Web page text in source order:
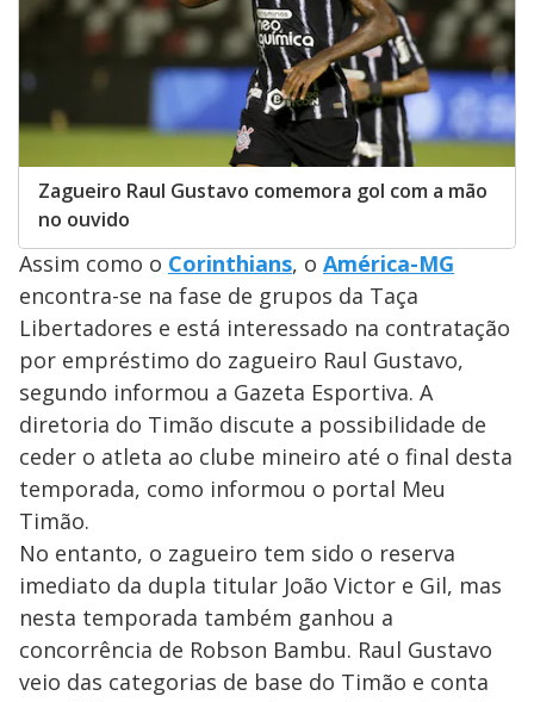
Zagueiro Raul Gustavo comemora gol com a mão
no ouvido
Assim como o Corinthians, o América-MG
encontra-se na fase de grupos da Taça
Libertadores e está interessado na contratação
por empréstimo do zagueiro Raul Gustavo,
segundo informou a Gazeta Esportiva. A
diretoria do Timão discute a possibilidade de
ceder o atleta ao clube mineiro até o final desta
temporada, como informou o portal Meu
Timão.
No entanto, o zagueiro tem sido o reserva
imediato da dupla titular João Victor e Gil, mas
nesta temporada também ganhou a
concorrência de Robson Bambu. Raul Gustavo
veio das categorias de base do Timão e conta